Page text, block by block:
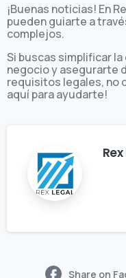
¡Buenas noticias! En
pueden guiarte a
complejos.
Si buscas simplificar
negocio y asegurarte
requisitos legales, no
aquí para ayudarte!
Share on